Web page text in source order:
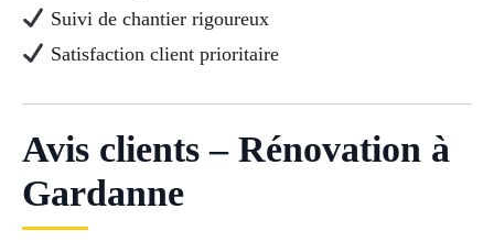
Suivi de chantier rigoureux
Satisfaction client prioritaire
Avis clients – Rénovation à
Gardanne